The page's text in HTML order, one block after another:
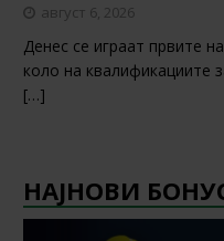
август 6, 2026
Денес се играат првите
коло на квалификациите
[…]
НАЈНОВИ